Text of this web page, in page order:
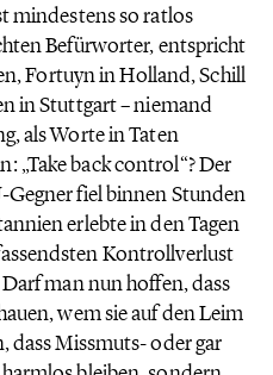
mindestens so ratlos
Befürworter, entspricht
Fortuyn in Holland, Schill
in Stuttgart – niemand
als Worte in Taten
„Take back control“? Der
Gegner fiel binnen Stunden
erlebte in den Tagen
Kontrollverlust
man nun hoffen, dass
wem sie auf den Leim
dass Missmuts- oder gar